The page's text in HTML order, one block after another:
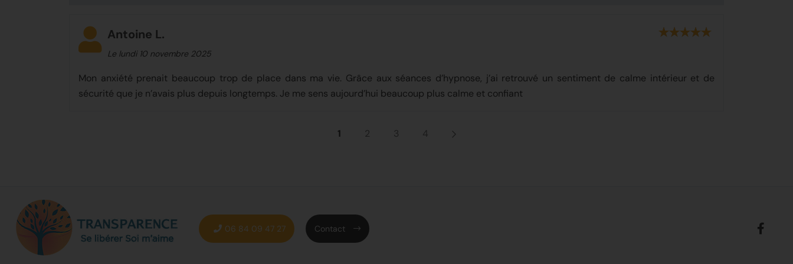
Antoine L.
Le lundi 10 novembre 2025
Mon anxiété prenait beaucoup trop de place dans ma vie. Grâce aux séances d’hypnose, j’ai retrouvé un sentiment de calme intérieur et de
sécurité que je n’avais plus depuis longtemps. Je me sens aujourd’hui beaucoup plus calme et confiant
1 2 3 4
06 84 09 47 27 Contact